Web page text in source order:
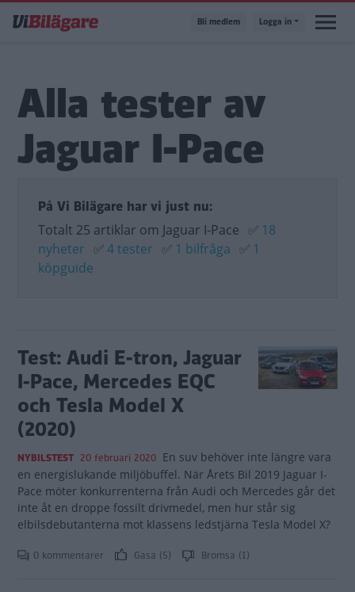
till
Bli medlem Logga in
Alla tester av
Jaguar I-Pace
På Vi Bilägare har vi just nu:
Totalt 25 artiklar om Jaguar I-Pace ✅ 18
nyheter ✅4 tester ✅ 1 bilfråga ✅ 1
köpguide
Test: Audi E-tron, Jaguar
I-Pace, Mercedes EQC
och Tesla Model X
(2020)
NYBILSTEST 20 februari 2020 En suv behöver inte längre vara
en energislukande miljöbuffel. När Årets Bil 2019 Jaguar I-
Pace möter konkurrenterna från Audi och Mercedes går det
inte åt en droppe fossilt drivmedel, men hur står sig
elbilsdebutanterna mot klassens ledstjärna Tesla Model X?
0 kommentarer Gasa (5) Bromsa (1)